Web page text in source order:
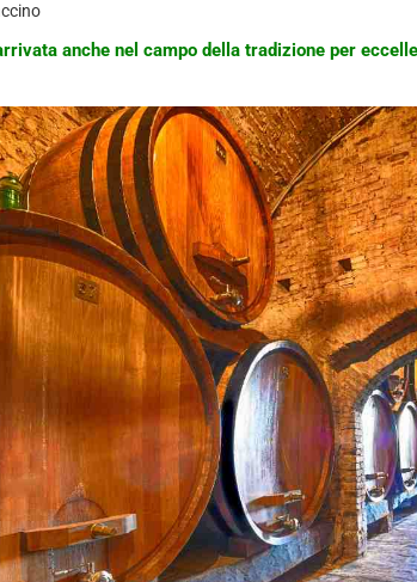
anche nel campo della tradizione per